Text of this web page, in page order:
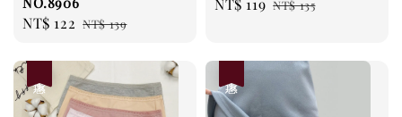
Sale
NT$ 122 Regular
NT$ 139
Sale
NT$ 119 Regular
NT$ 135